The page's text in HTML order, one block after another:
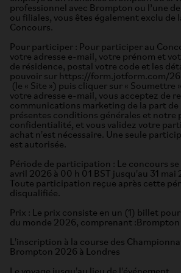
professionnel avec Brompton ou l’une
ou filiales, vous êtes également exclu de
Concours.
Pour participer : Pour participer au
votre adresse e-mail, votre prénom et
de résidence, postal votre code et les
pouvoir sur https://form.jotform.com/
(le « Site ») puis cliquer sur « Soumettre
votre adresse e-mail, vous acceptez de
communications marketing de la part de
présentes conditions générales et notre
confidentialité, et vous validez votre
achat n'est nécessaire. Une seule
est autorisée.
Période de participation : Le concours
avril 2026 à 00 h 01 BST jusqu'au 31 mai
Toute participation reçue après cette
disqualifiée.
Prix : Le prix consiste en un (1) billet
du monde 2026, comprenant :Brompton
L'inscription à la course des
Brompton 2026 à Londres